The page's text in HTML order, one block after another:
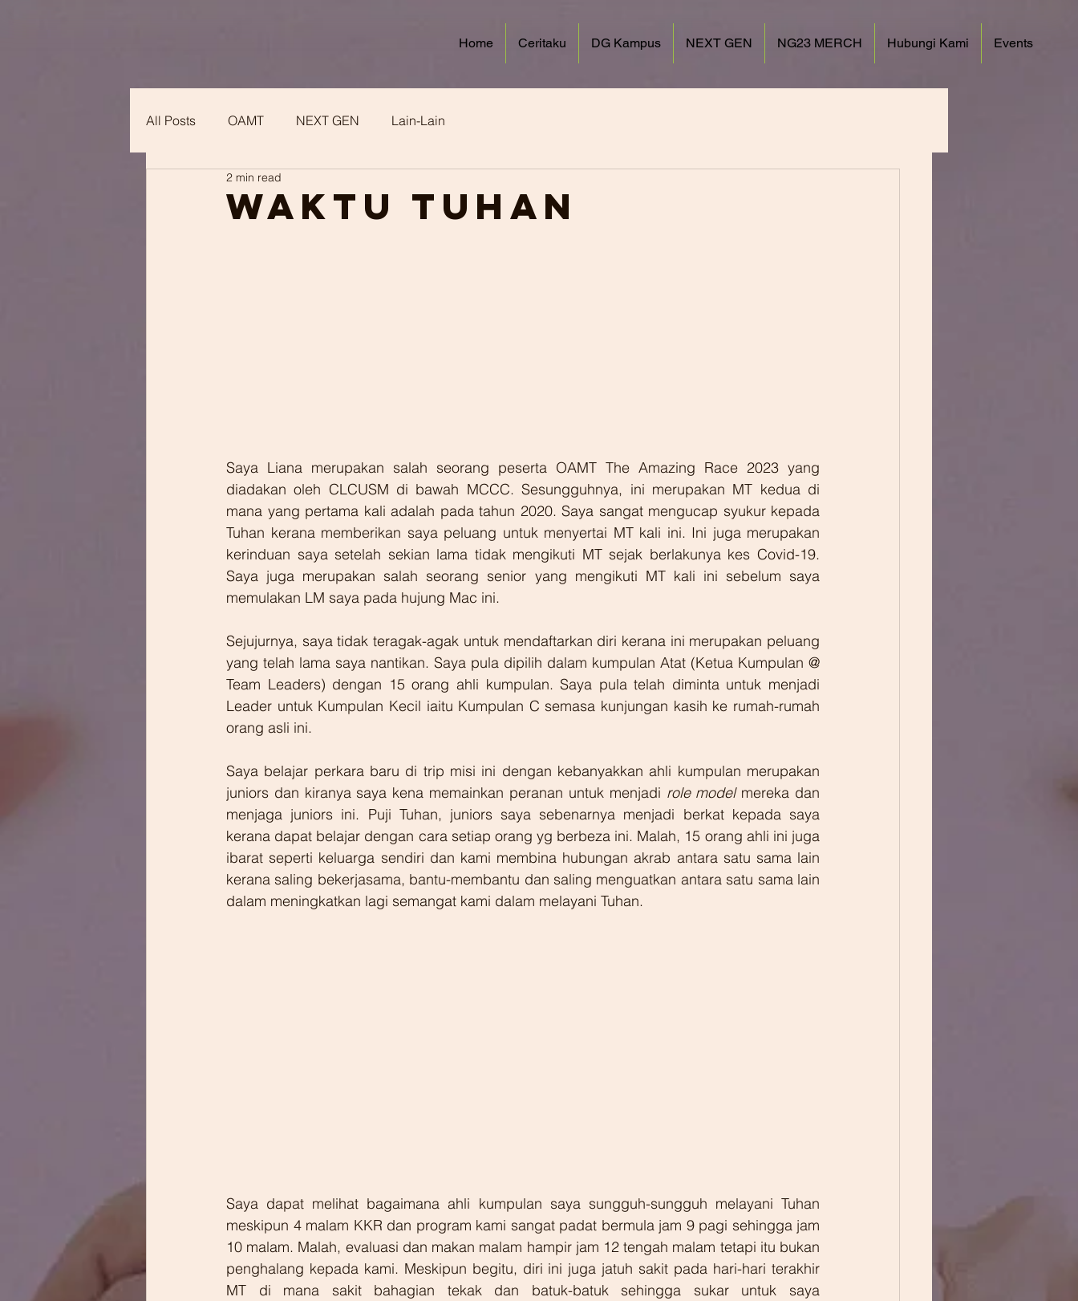
Home Ceritaku DG Kampus NEXT GEN NG23 MERCH Hubungi Kami Events
All Posts OAMT NEXT GEN Lain-Lain
Waktu Tuhan
2 min read
Saya Liana merupakan salah seorang peserta OAMT The Amazing Race 2023 yang
diadakan oleh CLCUSM di bawah MCCC. Sesungguhnya, ini merupakan MT kedua di
mana yang pertama kali adalah pada tahun 2020. Saya sangat mengucap syukur kepada
Tuhan kerana memberikan saya peluang untuk menyertai MT kali ini. Ini juga merupakan
kerinduan saya setelah sekian lama tidak mengikuti MT sejak berlakunya kes Covid-19.
Saya juga merupakan salah seorang senior yang mengikuti MT kali ini sebelum saya
memulakan LM saya pada hujung Mac ini.
Sejujurnya, saya tidak teragak-agak untuk mendaftarkan diri kerana ini merupakan peluang
yang telah lama saya nantikan. Saya pula dipilih dalam kumpulan Atat (Ketua Kumpulan @
Team Leaders) dengan 15 orang ahli kumpulan. Saya pula telah diminta untuk menjadi
Leader untuk Kumpulan Kecil iaitu Kumpulan C semasa kunjungan kasih ke rumah-rumah
orang asli ini.
Saya belajar perkara baru di trip misi ini dengan kebanyakkan ahli kumpulan merupakan
juniors dan kiranya saya kena memainkan peranan untuk menjadi role model mereka dan
menjaga juniors ini. Puji Tuhan, juniors saya sebenarnya menjadi berkat kepada saya
kerana dapat belajar dengan cara setiap orang yg berbeza ini. Malah, 15 orang ahli ini juga
ibarat seperti keluarga sendiri dan kami membina hubungan akrab antara satu sama lain
kerana saling bekerjasama, bantu-membantu dan saling menguatkan antara satu sama lain
dalam meningkatkan lagi semangat kami dalam melayani Tuhan.
Saya dapat melihat bagaimana ahli kumpulan saya sungguh-sungguh melayani Tuhan
meskipun 4 malam KKR dan program kami sangat padat bermula jam 9 pagi sehingga jam
10 malam. Malah, evaluasi dan makan malam hampir jam 12 tengah malam tetapi itu bukan
penghalang kepada kami. Meskipun begitu, diri ini juga jatuh sakit pada hari-hari terakhir
MT di mana sakit bahagian tekak dan batuk-batuk sehingga sukar untuk saya